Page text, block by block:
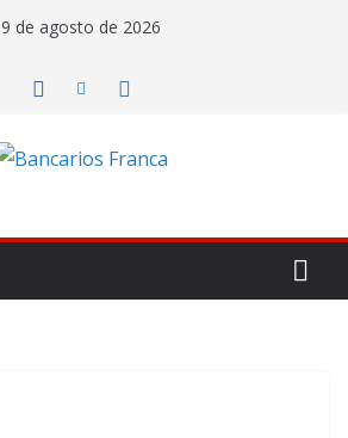
9 de agosto de 2026